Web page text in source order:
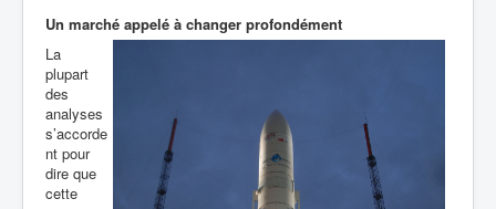
Un marché appelé à changer profondément
La
plupart
des
analyses
s’accorde
nt pour
dire que
cette